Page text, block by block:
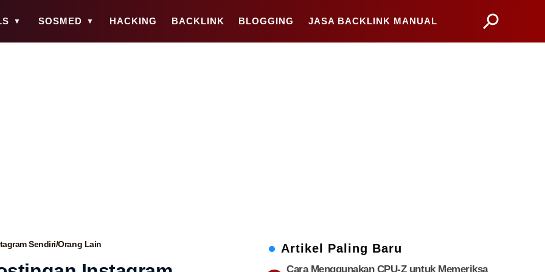
SOSMED HACKING BACKLINK BLOGGING JASA BACKLINK MANUAL
Sendiri/Orang Lain Artikel Paling Baru
Cara Menggunakan CPU-Z untuk Memeriksa